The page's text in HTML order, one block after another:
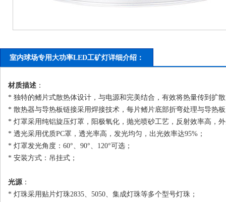
室内球场专用大功率LED工矿灯详细介绍：
材质描述 ：
* 独特的鳍片式散热体设计，与电源和完美结合，有效将热量传到扩
* 散热器与导热板链接采用焊接技术，每片鳍片底部折弯处理与导热
* 灯罩采用纯铝旋压灯罩，阳极氧化，抛光喷砂工艺，反射效率高，
* 透光采用优质PC罩，透光率高，发光均匀，出光效率达95%；
* 灯罩发光角度：60°、90°、120°可选；
* 安装方式：吊挂式；
光源：
* 灯珠采用贴片灯珠2835、5050、集成灯珠等多个型号灯珠；